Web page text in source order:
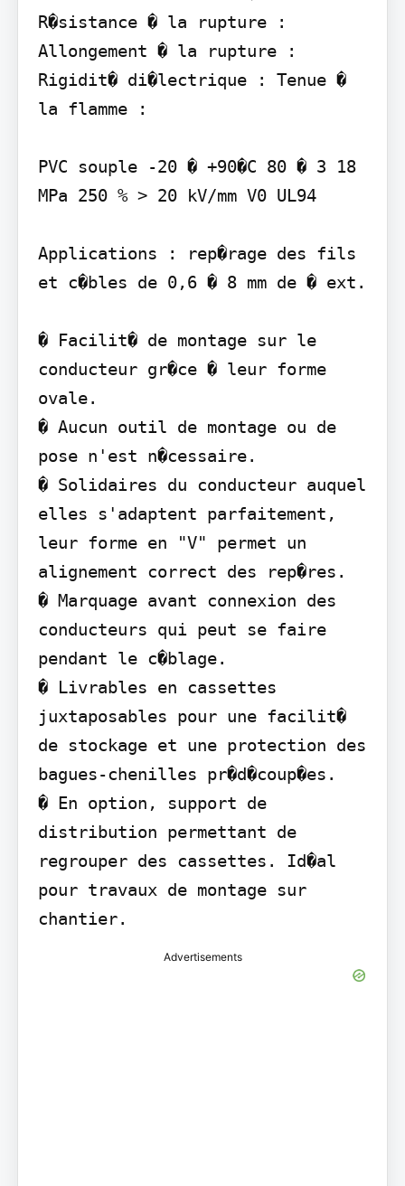
R�sistance � la rupture :
Allongement � la rupture :
Rigidit� di�lectrique : Tenue �
la flamme :
PVC souple -20 � +90�C 80 � 3 18
MPa 250 % > 20 kV/mm V0 UL94
Applications : rep�rage des fils
et c�bles de 0,6 � 8 mm de � ext.
� Facilit� de montage sur le
conducteur gr�ce � leur forme
ovale.
� Aucun outil de montage ou de
pose n'est n�cessaire.
� Solidaires du conducteur auquel
elles s'adaptent parfaitement,
leur forme en "V" permet un
alignement correct des rep�res.
� Marquage avant connexion des
conducteurs qui peut se faire
pendant le c�blage.
� Livrables en cassettes
juxtaposables pour une facilit�
de stockage et une protection des
bagues-chenilles pr�d�coup�es.
� En option, support de
distribution permettant de
regrouper des cassettes. Id�al
pour travaux de montage sur
chantier.
Advertisements